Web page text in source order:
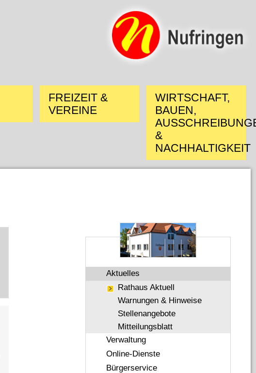
FREIZEIT &
VEREINE
WIRTSCHAFT,
BAUEN,
&
NACHHALTIGKEIT
Aktuelles
Rathaus Aktuell
Warnungen & Hinweise
Stellenangebote
Mitteilungsblatt
Verwaltung
Online-Dienste
Bürgerservice